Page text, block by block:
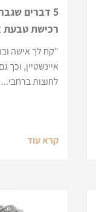
5 דברים
רכישת טבעת
"קח לך אישה
איינשטיין, וכך
לחוצות ברחבי...
קרא עוד